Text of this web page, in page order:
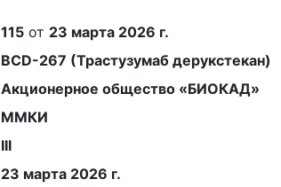
115от 23 марта 2026 г.
BCD-267 (Трастузумаб дерукстекан)
Акционерное общество «БИОКАД»
ММКИ
III
23 марта 2026 г.